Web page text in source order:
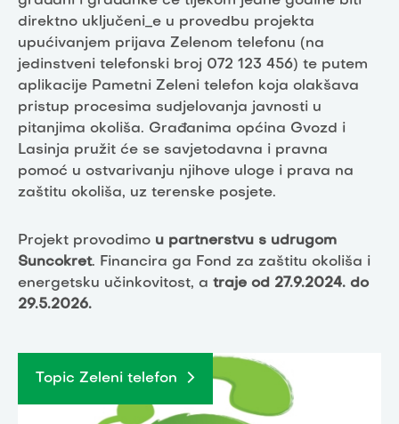
direktno uključeni_e u provedbu projekta
upućivanjem prijava Zelenom telefonu (na
jedinstveni telefonski broj 072 123 456) te putem
aplikacije Pametni Zeleni telefon koja olakšava
pristup procesima sudjelovanja javnosti u
pitanjima okoliša. Građanima općina Gvozd i
Lasinja pružit će se savjetodavna i pravna
pomoć u ostvarivanju njihove uloge i prava na
zaštitu okoliša, uz terenske posjete.
Projekt provodimo u partnerstvu s udrugom
Suncokret. Financira ga Fond za zaštitu okoliša i
energetsku učinkovitost, a traje od 27.9.2024. do
29.5.2026.
Topic Zeleni telefon